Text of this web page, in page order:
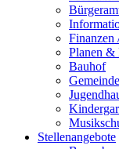
Finanzen
Planen &
Bauhof
Stellenangebote